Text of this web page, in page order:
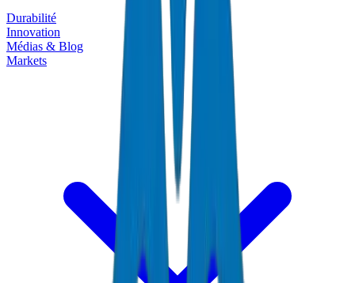
Durabilité
Innovation
Médias & Blog
Markets